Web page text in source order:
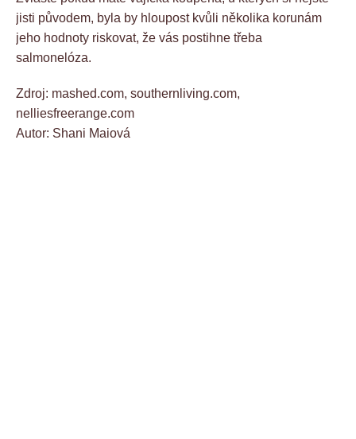
jisti původem, byla by hloupost kvůli několika korunám
jeho hodnoty riskovat, že vás postihne třeba
salmonelóza.
Zdroj: mashed.com, southernliving.com,
nelliesfreerange.com
Autor: Shani Maiová